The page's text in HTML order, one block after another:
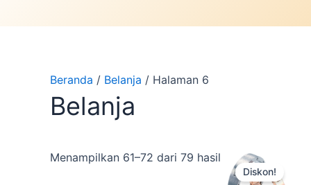
Beranda / Belanja / Halaman 6
Belanja
Menampilkan 61–72 dari 79 hasil
Diskon!
Produk
ini